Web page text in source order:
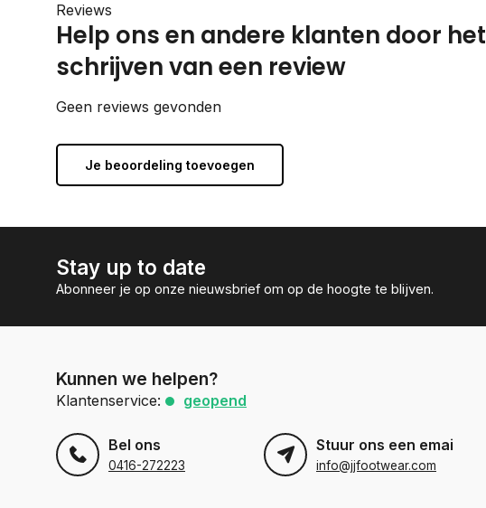
Reviews
Help ons en andere klanten door het
schrijven van een review
Geen reviews gevonden
Je beoordeling toevoegen
Stay up to date
Abonneer je op onze nieuwsbrief om op de hoogte te blijven.
Kunnen we helpen?
Klantenservice: geopend
Bel ons
0416-272223
Stuur ons een email
info@jjfootwear.com